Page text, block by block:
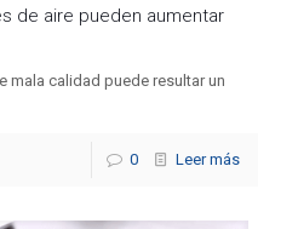
de aire pueden aumentar
mala calidad puede resultar un
0 Leer más